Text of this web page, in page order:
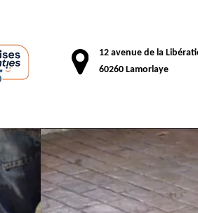
12 avenue de la
60260 Lamorlaye